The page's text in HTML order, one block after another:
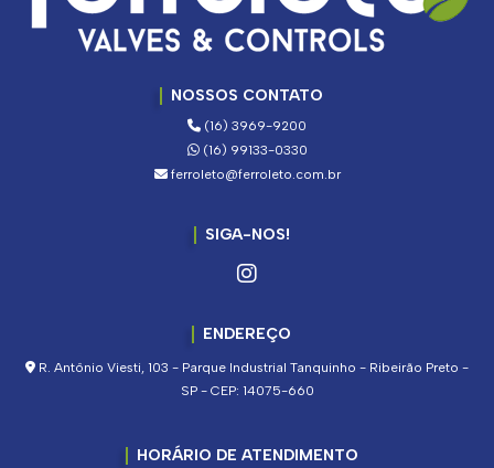
NOSSOS CONTATO
(16) 3969-9200
(16) 99133-0330
ferroleto@ferroleto.com.br
SIGA-NOS!
ENDEREÇO
R. Antônio Viesti, 103 - Parque Industrial Tanquinho - Ribeirão Preto -
SP - CEP: 14075-660
HORÁRIO DE ATENDIMENTO